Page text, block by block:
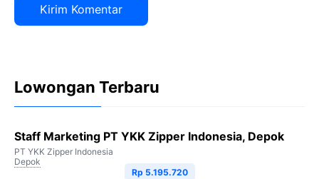
Lowongan Terbaru
Staff Marketing PT YKK Zipper Indonesia, Depok
PT YKK Zipper Indonesia
Depok
Rp 5.195.720